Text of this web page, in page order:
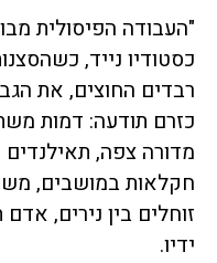
"העבודה הפיסולית
כסטודיו נייד,
רבדים החוצים, את
כזרם תודעה: דמות
מדורה צפה,
חקלאות במושבים,
זוחלים בין נירים,
ידיו.